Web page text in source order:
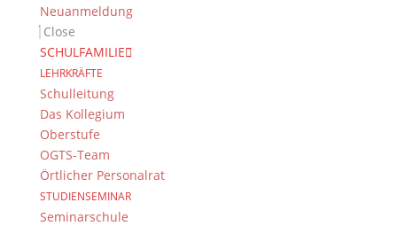
Neuanmeldung
Close
SCHULFAMILIE
LEHRKRÄFTE
Schulleitung
Das Kollegium
Oberstufe
OGTS-Team
Örtlicher Personalrat
STUDIENSEMINAR
Seminarschule
Florian Mai
Fachschaftsleitung
Menü
Chemie
Fachinformationen